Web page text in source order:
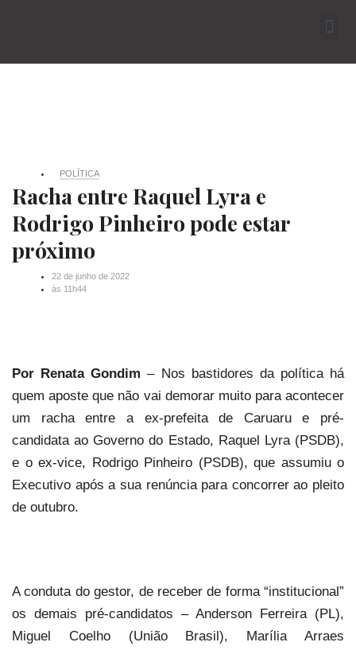
POLÍTICA
Racha entre Raquel Lyra e
Rodrigo Pinheiro pode estar
próximo
22 de junho de 2022
às 11h44
Por Renata Gondim – Nos bastidores da política há
quem aposte que não vai demorar muito para acontecer
um racha entre a ex-prefeita de Caruaru e pré-
candidata ao Governo do Estado, Raquel Lyra (PSDB),
e o ex-vice, Rodrigo Pinheiro (PSDB), que assumiu o
Executivo após a sua renúncia para concorrer ao pleito
de outubro.
A conduta do gestor, de receber de forma “institucional”
os demais pré-candidatos – Anderson Ferreira (PL),
Miguel Coelho (União Brasil), Marília Arraes